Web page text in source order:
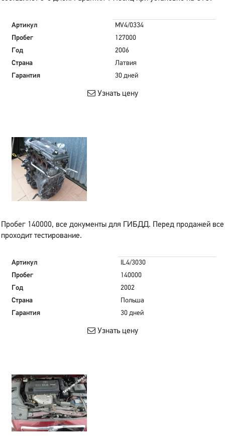
Артикул
MV4/0334
Пробег
127000
Год
2006
Страна
Латвия
Гарантия
30 дней
Узнать цену
Пробег 140000, все документы для ГИБДД. Перед продажей все
проходит тестирование.
Артикул
IL4/3030
Пробег
140000
Год
2002
Страна
Польша
Гарантия
30 дней
Узнать цену